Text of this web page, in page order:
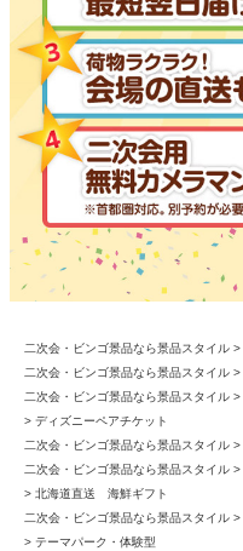
二次会・ビンゴ景品なら景品スタイル
二次会・ビンゴ景品なら景品スタイル
二次会・ビンゴ景品なら景品スタイル
ディズニーペアチケット
二次会・ビンゴ景品なら景品スタイル
二次会・ビンゴ景品なら景品スタイル
北海道直送 海鮮ギフト
二次会・ビンゴ景品なら景品スタイル
テーマパーク・体験型